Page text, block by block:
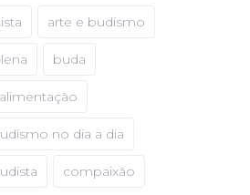
arte e budismo
buda
no dia a dia
compaixão